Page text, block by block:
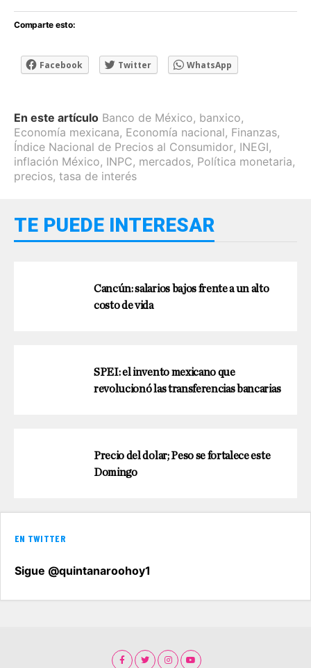
Comparte esto:
Facebook Twitter WhatsApp
En este artículo Banco de México, banxico,
Economía mexicana, Economía nacional, Finanzas,
Índice Nacional de Precios al Consumidor, INEGI,
inflación México, INPC, mercados, Política monetaria,
precios, tasa de interés
TE PUEDE INTERESAR
Cancún: salarios bajos frente a un alto
costo de vida
SPEI: el invento mexicano que
revolucionó las transferencias bancarias
Precio del dolar; Peso se fortalece este
Domingo
EN TWITTER
Sigue @quintanaroohoy1